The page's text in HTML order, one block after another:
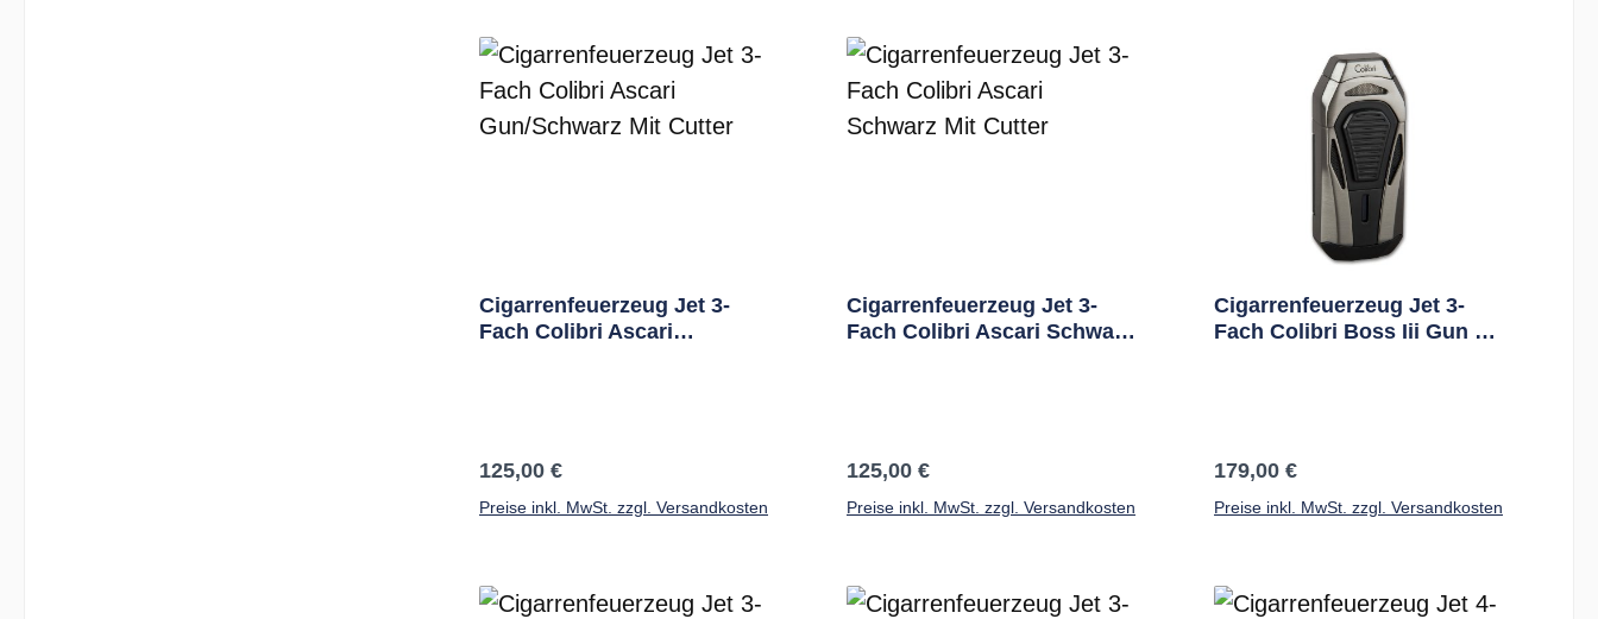
Cigarrenfeuerzeug Jet 3-
Fach Colibri Ascari
Regulärer Preis:
125,00 €
Preise inkl. MwSt. zzgl. Versandkosten
Cigarrenfeuerzeug Jet 3-
Fach Colibri Ascari Schwarz
Regulärer Preis:
125,00 €
Preise inkl. MwSt. zzgl. Versandkosten
Cigarrenfeuerzeug Jet 3-
Fach Colibri Boss Iii Gun 24
Regulärer Preis:
179,00 €
Preise inkl. MwSt. zzgl. Versandkosten